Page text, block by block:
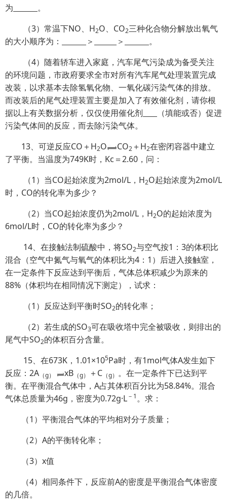
为
。
（3）常温下NO、H2O、CO2三种化合物分解放出氧气
的大小顺序为：
＞ ＞
。
（4）随着轿车进入家庭，汽车尾气污染成为备受关注
的环境问题，市政府要求全市对所有汽车尾气处理装置完成
改装，以求基本去除氢氧化物、一氧化碳污染气体的排放。
而改装后的尾气处理装置主要是加入了有效催化剂，请你根
据以上有关数据分析，仅仅使用催化剂
（填能或否）促进
污染气体间的反应，而去除污染气体。
13、可逆反应CO＋H2O CO2 ＋H2在密闭容器中建立
了平衡。当温度为749K时，Kc＝2.60，问：
（1）当CO起始浓度为2mol/L，H2O起始浓度为2mol/L
时，CO的转化率为多少？
（2）当CO起始浓度仍为2mol/L，H2O的起始浓度为
6mol/L时，CO的转化率为多少？
14、在接触法制硫酸中，将SO2与空气按1：3的体积比
混合（空气中氮气与氧气的体积比为4：1）后进入接触室，
在一定条件下反应达到平衡后，气体总体积减少为原来的
88%（体积均在相同情况下测定），试求：
（1）反应达到平衡时SO2的转化率；
（2）若生成的SO3可在吸收塔中完全被吸收，则排出的
尾气中SO2的体积百分含量。
15、在673K，1.01×105Pa时，有1mol气体A发生如下
反应：2A （g） xB （g） ＋C （g） 。在一定条件下已达到平
衡。在平衡混合气体中，A占其体积百分比为58.84%。混合
气体总质量为46g，密度为0.72g·L－ 1。求：
（1）平衡混合气体的平均相对分子质量；
（2）A的平衡转化率；
（3）x值
（4）相同条件下，反应前A的密度是平衡混合气体密度
的几倍。